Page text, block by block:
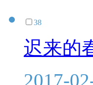
38
迟来的
2017-